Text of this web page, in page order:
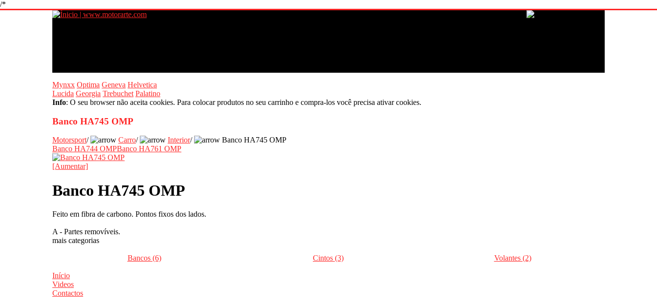
/*
Mynxx Optima Geneva Helvetica
Lucida Georgia Trebuchet Palatino
Info: O seu browser não aceita cookies. Para colocar produtos no seu carrinho e compra-los você precisa ativar cookies.
Banco HA745 OMP
Motorsport/ Carro/ Interior/
Banco HA745 OMP
Banco HA744 OMPBanco HA761 OMP
[Aumentar]
Banco HA745 OMP
Feito em fibra de carbono. Pontos fixos dos lados.
A - Partes removíveis.
mais categorias
Bancos (6) Cintos (3) Volantes (2)
Início
Videos
Contactos